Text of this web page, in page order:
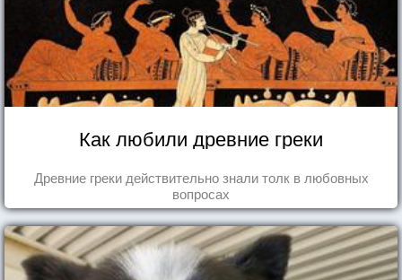
Как любили древние греки
Древние греки действительно знали толк в любовных
вопросах